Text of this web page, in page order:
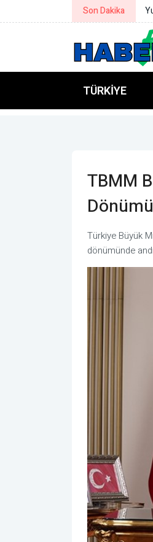
Son Dakika
TÜRKIYE
TBMM
Türkiye Büyük
dönümünde